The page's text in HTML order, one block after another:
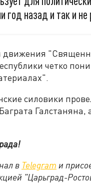
назад и так и не
движения
четко
силовики
Галстаняна,
в Telegram и
"Царьград-